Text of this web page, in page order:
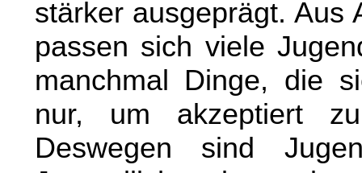
stärker ausgeprägt. Aus
passen sich viele
manchmal Dinge, die
nur, um akzeptiert
Deswegen sind